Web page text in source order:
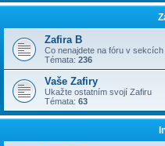
Zafira B
Co nenajdete na fóru v
Témata: 236
Vaše Zafiry
Ukažte ostatním svojí Zafiru
Témata: 63